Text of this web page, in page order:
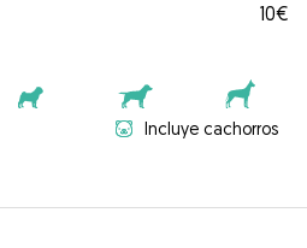
10€
Incluye cachorros